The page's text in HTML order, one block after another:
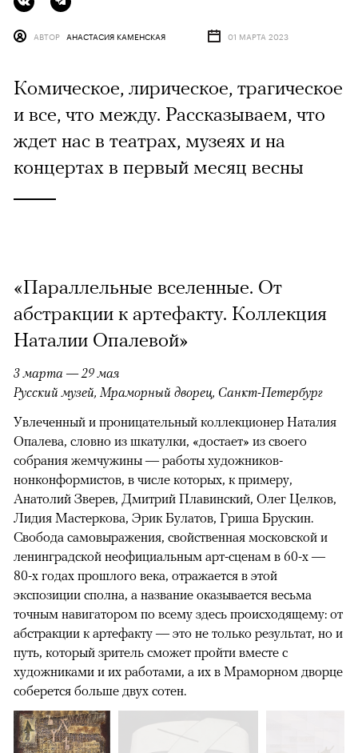
АВТОР АНАСТАСИЯ КАМЕНСКАЯ 01 МАРТА 2023
Комическое, лирическое, трагическое
и все, что между. Рассказываем, что
ждет нас в театрах, музеях и на
концертах в первый месяц весны
«Параллельные вселенные. От
абстракции к артефакту. Коллекция
Наталии Опалевой»
3 марта — 29 мая
Русский музей, Мраморный дворец, Санкт-Петербург
Увлеченный и проницательный коллекционер Наталия
Опалева, словно из шкатулки, «достает» из своего
собрания жемчужины — работы художников-
нонконформистов, в числе которых, к примеру,
Анатолий Зверев, Дмитрий Плавинский, Олег Целков,
Лидия Мастеркова, Эрик Булатов, Гриша Брускин.
Свобода самовыражения, свойственная московской и
ленинградской неофициальным арт-сценам в 60-х —
80-х годах прошлого века, отражается в этой
экспозиции сполна, а название оказывается весьма
точным навигатором по всему здесь происходящему: от
абстракции к артефакту — это не только результат, но и
путь, который зритель сможет пройти вместе с
художниками и их работами, а их в Мраморном дворце
соберется больше двух сотен.